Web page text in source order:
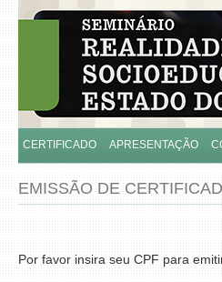
CERTIFICADO APRESENTAÇÃO
EMISSÃO DE
Por favor insira seu CPF para